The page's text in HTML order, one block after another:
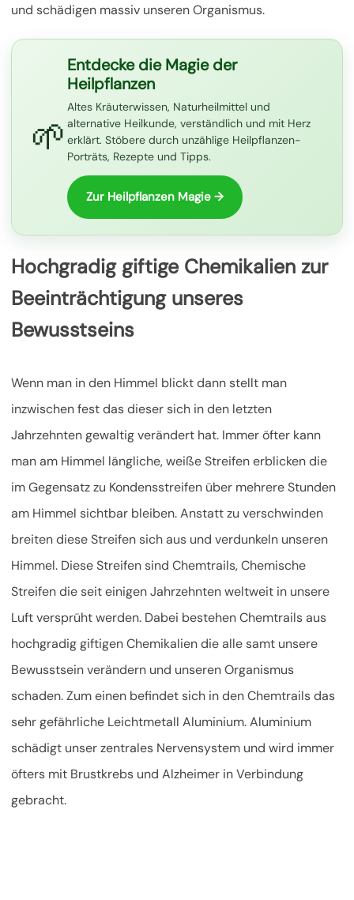
und schädigen massiv unseren Organismus.
🌱
Entdecke die Magie der
Heilpflanzen
Altes Kräuterwissen, Naturheilmittel und
alternative Heilkunde, verständlich und mit Herz
erklärt. Stöbere durch unzählige Heilpflanzen-
Porträts, Rezepte und Tipps.
Zur Heilpflanzen Magie →
Hochgradig giftige Chemikalien zur
Beeinträchtigung unseres
Bewusstseins
Wenn man in den Himmel blickt dann stellt man
inzwischen fest das dieser sich in den letzten
Jahrzehnten gewaltig verändert hat. Immer öfter kann
man am Himmel längliche, weiße Streifen erblicken die
im Gegensatz zu Kondensstreifen über mehrere Stunden
am Himmel sichtbar bleiben. Anstatt zu verschwinden
breiten diese Streifen sich aus und verdunkeln unseren
Himmel. Diese Streifen sind Chemtrails, Chemische
Streifen die seit einigen Jahrzehnten weltweit in unsere
Luft versprüht werden. Dabei bestehen Chemtrails aus
hochgradig giftigen Chemikalien die alle samt unsere
Bewusstsein verändern und unseren Organismus
schaden. Zum einen befindet sich in den Chemtrails das
sehr gefährliche Leichtmetall Aluminium. Aluminium
schädigt unser zentrales Nervensystem und wird immer
öfters mit Brustkrebs und Alzheimer in Verbindung
gebracht.